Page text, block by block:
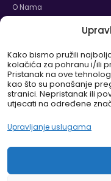
Kako bismo pružili
kolačića za pohranu i/ili
Pristanak na ove
kao što su ponašanje
stranici. Nepristanak ili
utjecati na određene
Upravljanje uslugama
O Nama
Izjava o Privatnosti
Politika Kolačića
Odricanje od Odgovornosti
Pravilnik o Garanciji i
DELUX-ZASTORI.EU
ZASTORI.HR